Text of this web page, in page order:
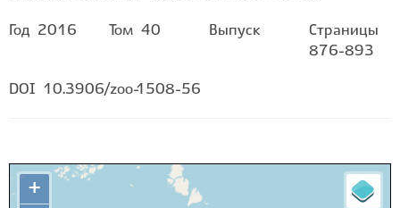
Год 2016 Том 40 Выпуск
Страницы
876-893
DOI 10.3906/zoo-1508-56
+